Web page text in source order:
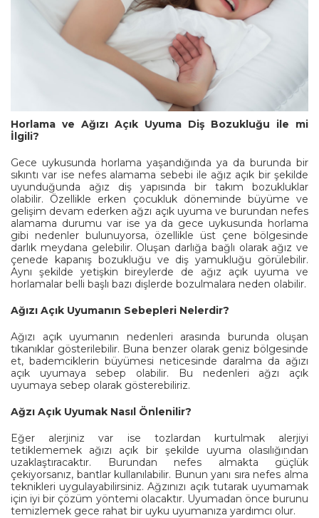
Horlama ve Ağızı Açık Uyuma Diş Bozukluğu ile mi
İlgili?
Gece uykusunda horlama yaşandığında ya da burunda bir
sıkıntı var ise nefes alamama sebebi ile ağız açık bir şekilde
uyunduğunda ağız diş yapısında bir takım bozukluklar
olabilir. Özellikle erken çocukluk döneminde büyüme ve
gelişim devam ederken ağzı açık uyuma ve burundan nefes
alamama durumu var ise ya da gece uykusunda horlama
gibi nedenler bulunuyorsa, özellikle üst çene bölgesinde
darlık meydana gelebilir. Oluşan darlığa bağlı olarak ağız ve
çenede kapanış bozukluğu ve diş yamukluğu görülebilir.
Aynı şekilde yetişkin bireylerde de ağız açık uyuma ve
horlamalar belli başlı bazı dişlerde bozulmalara neden olabilir.
Ağızı Açık Uyumanın Sebepleri Nelerdir?
Ağızı açık uyumanın nedenleri arasında burunda oluşan
tıkanıklar gösterilebilir. Buna benzer olarak geniz bölgesinde
et, bademciklerin büyümesi neticesinde daralma da ağızı
açık uyumaya sebep olabilir. Bu nedenleri ağzı açık
uyumaya sebep olarak gösterebiliriz.
Ağzı Açık Uyumak Nasıl Önlenilir?
Eğer alerjiniz var ise tozlardan kurtulmak alerjiyi
tetiklememek ağızı açık bir şekilde uyuma olasılığından
uzaklaştıracaktır. Burundan nefes almakta güçlük
çekiyorsanız, bantlar kullanılabilir. Bunun yanı sıra nefes alma
teknikleri uygulayabilirsiniz. Ağzınızı açık tutarak uyumamak
için iyi bir çözüm yöntemi olacaktır. Uyumadan önce burunu
temizlemek gece rahat bir uyku uyumanıza yardımcı olur.